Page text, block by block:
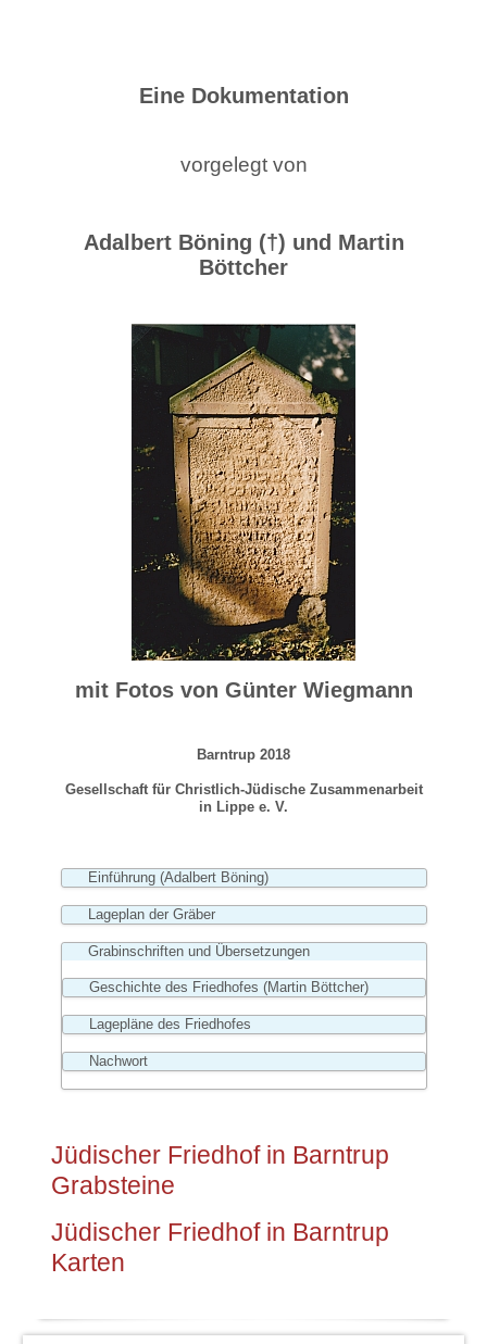
Eine Dokumentation
vorgelegt von
Adalbert Böning (†) und Martin
Böttcher
mit Fotos von Günter Wiegmann
Barntrup 2018
Gesellschaft für Christlich-Jüdische Zusammenarbeit
in Lippe e. V.
Einführung (Adalbert Böning)
Lageplan der Gräber
Grabinschriften und Übersetzungen
Geschichte des Friedhofes (Martin Böttcher)
Lagepläne des Friedhofes
Nachwort
Jüdischer Friedhof in Barntrup
Grabsteine
Jüdischer Friedhof in Barntrup
Karten